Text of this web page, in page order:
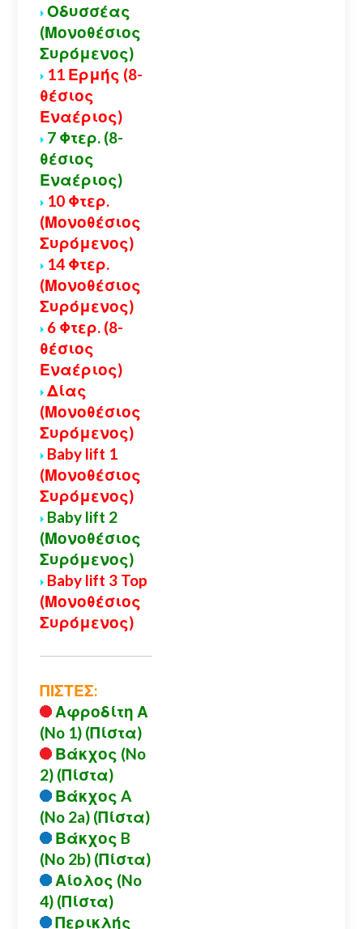
Οδυσσέας
(Μονοθέσιος
Συρόμενος)
11 Ερμής (8-
θέσιος
Εναέριος)
7 Φτερ. (8-
θέσιος
Εναέριος)
10 Φτερ.
(Μονοθέσιος
Συρόμενος)
14 Φτερ.
(Μονοθέσιος
Συρόμενος)
6 Φτερ. (8-
θέσιος
Εναέριος)
Δίας
(Μονοθέσιος
Συρόμενος)
Baby lift 1
(Μονοθέσιος
Συρόμενος)
Baby lift 2
(Μονοθέσιος
Συρόμενος)
Baby lift 3 Top
(Μονοθέσιος
Συρόμενος)
ΠΙΣΤΕΣ:
Αφροδίτη Α
(No 1) (Πίστα)
Βάκχος (No
2) (Πίστα)
Βάκχος A
(No 2a) (Πίστα)
Βάκχος B
(No 2b) (Πίστα)
Αίολος (No
4) (Πίστα)
Περικλής